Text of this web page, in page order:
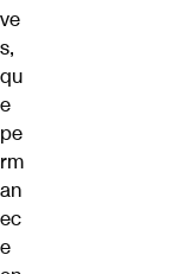
ve
s,
qu
e
pe
rm
an
ec
e